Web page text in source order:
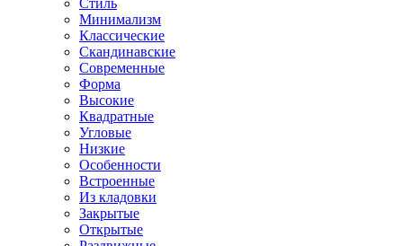
Стиль
Минимализм
Классические
Скандинавские
Современные
Форма
Высокие
Квадратные
Угловые
Низкие
Особенности
Встроенные
Из кладовки
Закрытые
Открытые